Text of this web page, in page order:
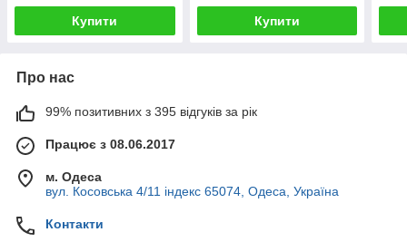
Купити Купити
Про нас
99% позитивних з 395 відгуків за рік
Працює з 08.06.2017
м. Одеса
вул. Косовська 4/11 індекс 65074, Одеса, Україна
Контакти